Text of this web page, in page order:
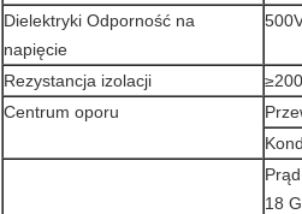
Dielektryki Odporność na
napięcie
Rezystancja izolacji
Centrum oporu
18